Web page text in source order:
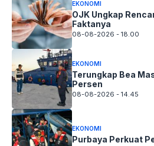
EKONOMI
OJK Ungkap
Faktanya
08-08-2026 - 18.00
EKONOMI
Terungkap Bea
Persen
08-08-2026 - 14.45
EKONOMI
Purbaya Perkuat